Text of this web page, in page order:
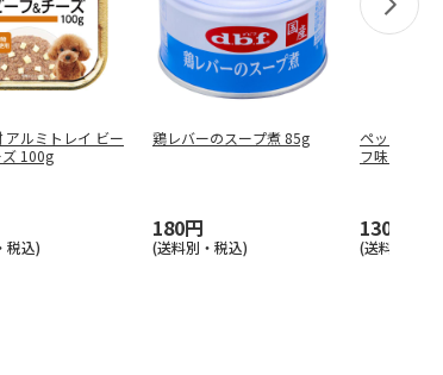
アルミトレイ ビー
100g
税込)
鶏レバーのスープ煮 85g
180円
(送料別・税込)
ペットプロ
フ味 375g
130円
(送料別・税